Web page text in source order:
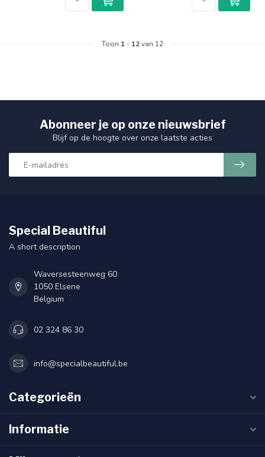
Toon 1 - 12van 12
Abonneer je op onze nieuwsbrief
Blijf op de hoogte over onze laatste acties
Special Beautiful
A short description
Waversesteenweg 60
1050 Elsene
Belgium
02 324 86 30
info@specialbeautiful.be
Categorieën
Informatie